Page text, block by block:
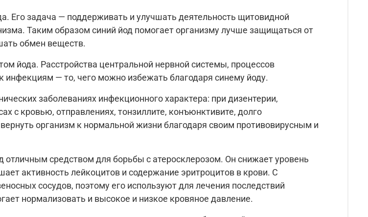
Его задача — поддерживать и улучшать деятельность щитовидной
Таким образом синий йод помогает организму лучше защищаться от
обмен веществ.
йода. Расстройства центральной нервной системы, процессов
инфекциям — то, чего можно избежать благодаря синему йоду.
заболеваниях инфекционного характера: при дизентерии,
с кровью, отправлениях, тонзиллите, конъюнктивите, долго
организм к нормальной жизни благодаря своим противовирусным и
отличным средством для борьбы с атеросклерозом. Он снижает уровень
активность лейкоцитов и содержание эритроцитов в крови. С
сосудов, поэтому его используют для лечения последствий
нормализовать и высокое и низкое кровяное давление.